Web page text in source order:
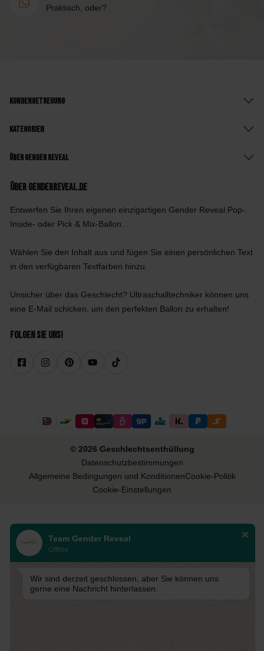
Praktisch, oder?
Kundenbetreuung
Kategorien
Über Gender Reveal
Über GenderReveal.de
Entwerfen Sie Ihren eigenen einzigartigen Gender Reveal Pop-
Inside- oder Pick & Mix-Ballon.
Wählen Sie den Inhalt aus und fügen Sie einen persönlichen Text
in den verfügbaren Textfarben hinzu.
Unsicher über das Geschlecht? Ultraschalltechniker können uns
eine E-Mail schicken, um den perfekten Ballon zu erhalten!
Folgen Sie uns!
© 2026 Geschlechtsenthüllung
Datenschutzbestimmungen
Allgemeine Bedingungen und KonditionenCookie-Politik
Cookie-Einstellungen
Team Gender Reveal
Offline
Wir sind derzeit geschlossen, aber Sie können uns
gerne eine Nachricht hinterlassen.